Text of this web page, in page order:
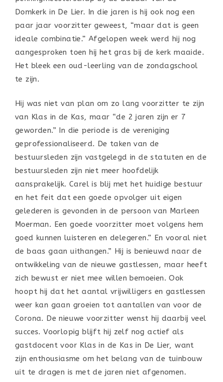
Domkerk in De Lier. In die jaren is hij ook nog een
paar jaar voorzitter geweest, “maar dat is geen
ideale combinatie.” Afgelopen week werd hij nog
aangesproken toen hij het gras bij de kerk maaide.
Het bleek een oud-leerling van de zondagschool
te zijn.
Hij was niet van plan om zo lang voorzitter te zijn
van Klas in de Kas, maar “de 2 jaren zijn er 7
geworden.” In die periode is de vereniging
geprofessionaliseerd. De taken van de
bestuursleden zijn vastgelegd in de statuten en de
bestuursleden zijn niet meer hoofdelijk
aansprakelijk. Carel is blij met het huidige bestuur
en het feit dat een goede opvolger uit eigen
gelederen is gevonden in de persoon van Marleen
Moerman. Een goede voorzitter moet volgens hem
goed kunnen luisteren en delegeren.“ En vooral niet
de baas gaan uithangen.” Hij is benieuwd naar de
ontwikkeling van de nieuwe gastlessen, maar heeft
zich bewust er niet mee willen bemoeien. Ook
hoopt hij dat het aantal vrijwilligers en gastlessen
weer kan gaan groeien tot aantallen van voor de
Corona. De nieuwe voorzitter wenst hij daarbij veel
succes. Voorlopig blijft hij zelf nog actief als
gastdocent voor Klas in de Kas in De Lier, want
zijn enthousiasme om het belang van de tuinbouw
uit te dragen is met de jaren niet afgenomen.